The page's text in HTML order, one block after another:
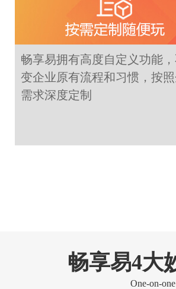
畅享易拥有高度自定义功能
变企业原有流程和习惯，按
需求深度定制
畅享易4大
One-on-